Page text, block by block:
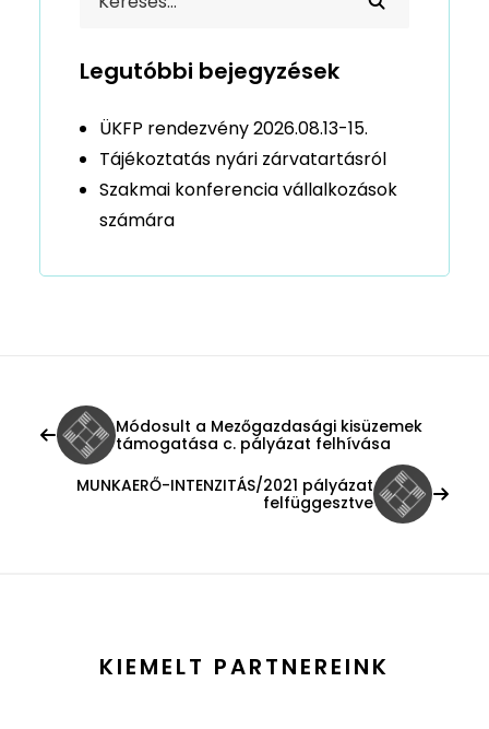
Legutóbbi bejegyzések
ÜKFP rendezvény 2026.08.13-15.
Tájékoztatás nyári zárvatartásról
Szakmai konferencia vállalkozások
számára
Módosult a Mezőgazdasági kisüzemek
támogatása c. pályázat felhívása
MUNKAERŐ-INTENZITÁS/2021 pályázat
felfüggesztve
KIEMELT PARTNEREINK